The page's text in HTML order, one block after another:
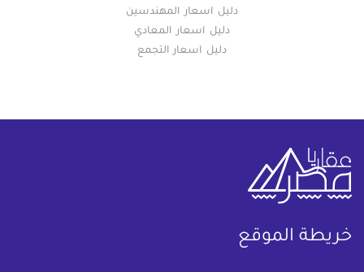
دليل اسعار المهندسين
دليل اسعار المعادي
دليل اسعار التجمع
خريطة الموقع